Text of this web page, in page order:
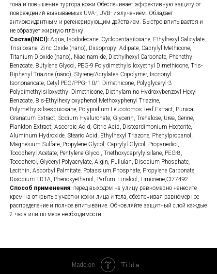
тона и повышения тургора кожи.Обеспечивает эффективную защиту от
повреждений вызываемых UVA-, UVB- излучением. Обладает
антиоксидантным и регенерирующим действием. Быстро впитывается и
не образует жирную плёнку.
Состав(INCI): Aqua, Isododecane, Cyclopentasiloxane, Ethylhexyl Salicylate,
Trisiloxane, Zinc Oxide (nano), Diisopropyl Adipate, Caprylyl Methicone,
Titanium Dioxide (nano), Niacinamide, Diethylhexyl Carbonate, Phenethyl
Benzoate, Butylene Glycol, PEG-9 Polydimethylsiloxyethyl Dimethicone, Tris-
Biphenyl Triazine (nano), Styrene/Acrylates Copolymer, Isononyl
Isononanoate, Cetyl PEG/PPG- 10/1 Dimethicone, Polyglyceryl-3
Polydimethylsiloxyethyl Dimethicone, Diethylamino Hydroxybenzoyl Hexyl
Benzoate, Bis-Ethylhexyloxyphenol Methoxyphenyl Triazine,
Polymethylsilsesquioxane, Polypodium Leucotomos Leaf Extract, Punica
Granatum Extract, Sodium Hyaluronate, Glycerin, Trehalose, Urea, Serine,
Plankton Extract, Ascorbic Acid, Citric Acid, Disteardimonium Hectorite,
Aluminum Hydroxide, Stearic Acid, Ethylhexyl Triazone, Phenylpropanol,
Magnesium Sulfate, Propylene Glycol, Caprylyl Glycol, Propanediol,
Tocopheryl Acetate, Pentylene Glycol, Triethoxycaprylylsilane, PEG-8,
Tocopherol, Glyceryl Polyacrylate, Algin, Pullulan, Disodium Phosphate,
Lecithin, Ascorbyl Palmitate, Potassium Phosphate, Propylene Carbonate,
Disodium EDTA, Phenoxyethanol, Parfum, Linalool, Limonene,CI77492.
Способ применения: перед выходом на улицу равномерно нанесите
крем на открытые участки кожи лица и тела, обеспечивая равномерное
распределение и полное впитывание. Обновляйте защитный слой каждые
2 часа или по мере необходимости.
Made on Tilda